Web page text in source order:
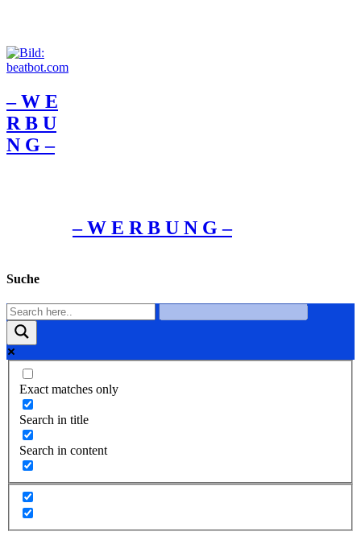
– W Ε
R Β U
Ν G –
– W Ε R Β U Ν G –
Suche
Exact matches only
Search in title
Search in content